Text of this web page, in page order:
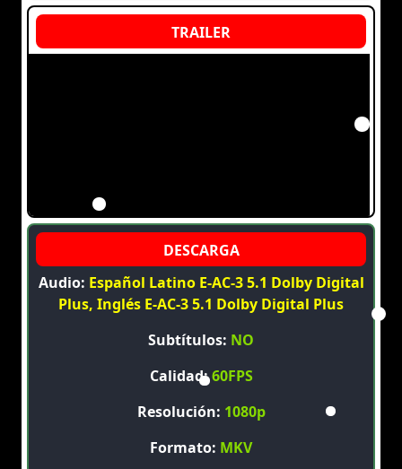
Audio: Español Latino E-AC-3 5.1 Dolby Digital
Plus, Inglés E-AC-3 5.1 Dolby Digital Plus
Subtítulos: NO
Calidad:60FPS
Resolución: 1080p
Formato: MKV